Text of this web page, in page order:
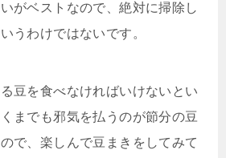
がベストなので、絶対に掃除し
うわけではないです。
豆を食べなければいけないとい
までも邪気を払うのが節分の豆
で、楽しんで豆まきをしてみて